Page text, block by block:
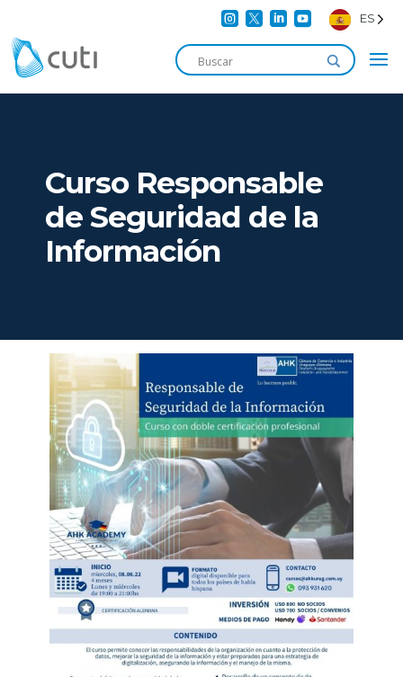
    ES
Curso Responsable
de Seguridad de la
Información